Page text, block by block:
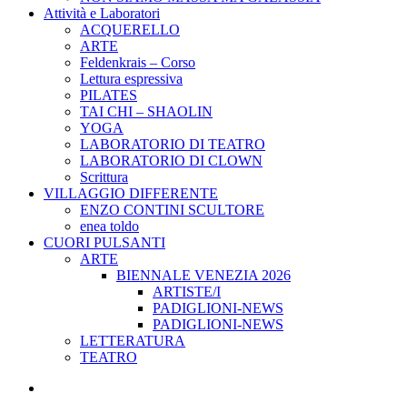
Attività e Laboratori
ACQUERELLO
ARTE
Feldenkrais – Corso
Lettura espressiva
PILATES
TAI CHI – SHAOLIN
YOGA
LABORATORIO DI TEATRO
LABORATORIO DI CLOWN
Scrittura
VILLAGGIO DIFFERENTE
ENZO CONTINI SCULTORE
enea toldo
CUORI PULSANTI
ARTE
BIENNALE VENEZIA 2026
ARTISTE/I
PADIGLIONI-NEWS
PADIGLIONI-NEWS
LETTERATURA
TEATRO